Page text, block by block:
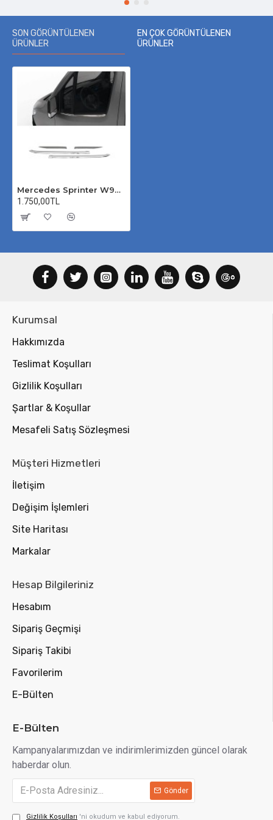
SON GÖRÜNTÜLENEN
ÜRÜNLER
EN ÇOK GÖRÜNTÜLENEN
ÜRÜNLER
Mercedes Sprinter W907 Krom Cam Çıtası 2018 Üzeri
1.750,00TL
Kurumsal
Hakkımızda
Teslimat Koşulları
Gizlilik Koşulları
Şartlar & Koşullar
Mesafeli Satış Sözleşmesi
Müşteri Hizmetleri
İletişim
Değişim İşlemleri
Site Haritası
Markalar
Hesap Bilgileriniz
Hesabım
Sipariş Geçmişi
Sipariş Takibi
Favorilerim
E-Bülten
E-Bülten
Kampanyalarımızdan ve indirimlerimizden güncel olarak
haberdar olun.
Gönder
Gizlilik Koşulları 'ni okudum ve kabul ediyorum.